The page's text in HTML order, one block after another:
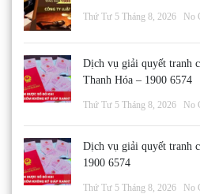
Thứ Tư 5 Tháng 8, 2026 No
Dịch vụ giải quyết tranh
Thanh Hóa – 1900 6574
Thứ Tư 5 Tháng 8, 2026 No
Dịch vụ giải quyết tranh
1900 6574
Thứ Tư 5 Tháng 8, 2026 No